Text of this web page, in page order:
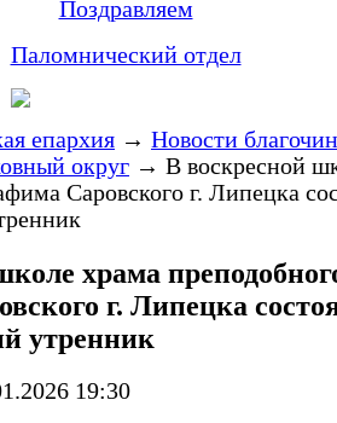
Поздравляем
Паломнический отдел
епархия → Новости
округ → В воскресной
Саровского г. Липецка
храма
г. Липецка
утренник
19:30